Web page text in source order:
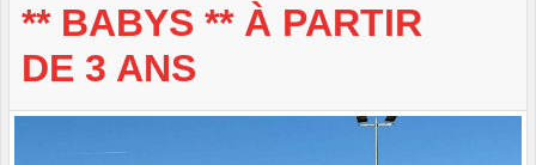
** BABYS ** À PARTIR
DE 3 ANS